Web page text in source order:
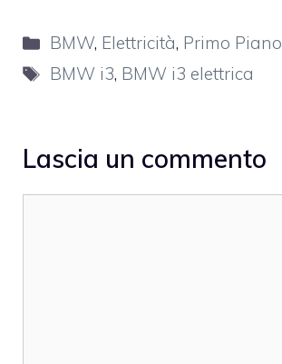
Categorie
BMW, Elettricità, Primo Piano
Tag
BMW i3, BMW i3 elettrica
Lascia un commento